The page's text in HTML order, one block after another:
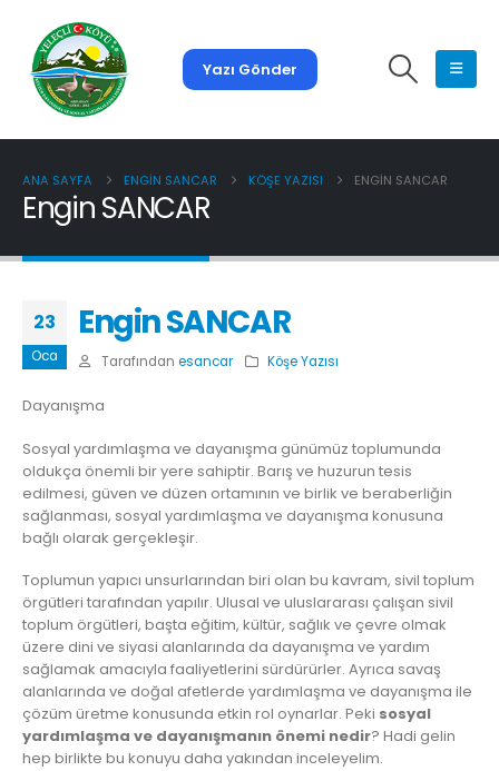
Yazı Gönder
ANA SAYFA ENGIN SANCAR KÖŞE YAZISI ENGIN SANCAR
Engin SANCAR
23
Oca
Engin SANCAR
Tarafından esancar Köşe Yazısı
Dayanışma
Sosyal yardımlaşma ve dayanışma günümüz toplumunda
oldukça önemli bir yere sahiptir. Barış ve huzurun tesis
edilmesi, güven ve düzen ortamının ve birlik ve beraberliğin
sağlanması, sosyal yardımlaşma ve dayanışma konusuna
bağlı olarak gerçekleşir.
Toplumun yapıcı unsurlarından biri olan bu kavram, sivil toplum
örgütleri tarafından yapılır. Ulusal ve uluslararası çalışan sivil
toplum örgütleri, başta eğitim, kültür, sağlık ve çevre olmak
üzere dini ve siyasi alanlarında da dayanışma ve yardım
sağlamak amacıyla faaliyetlerini sürdürürler. Ayrıca savaş
alanlarında ve doğal afetlerde yardımlaşma ve dayanışma ile
çözüm üretme konusunda etkin rol oynarlar. Peki sosyal
yardımlaşma ve dayanışmanın önemi nedir? Hadi gelin
hep birlikte bu konuyu daha yakından inceleyelim.